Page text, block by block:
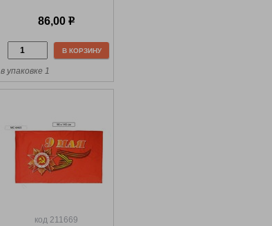
86,00 р
В КОРЗИНУ
в упаковке 1
код 211669